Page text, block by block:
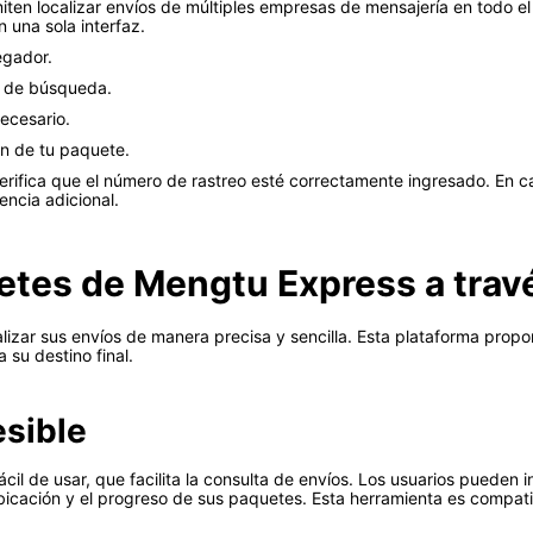
localizar envíos de múltiples empresas de mensajería en todo
una sola interfaz.
búsqueda.
de tu paquete.
que el número de rastreo esté correctamente ingresado. En
adicional.
de Mengtu Express a
sus envíos de manera precisa y sencilla. Esta plataforma
su destino final.
de usar, que facilita la consulta de envíos. Los usuarios pueden
y el progreso de sus paquetes. Esta herramienta es